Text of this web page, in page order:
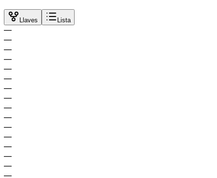
Llaves Lista
—
—
—
—
—
—
—
—
—
—
—
—
—
—
—
—